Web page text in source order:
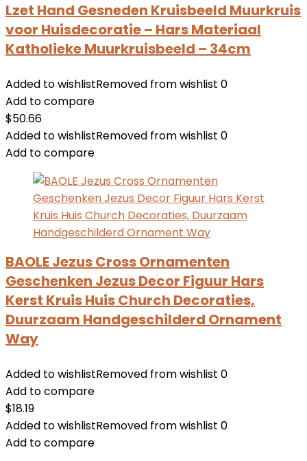
Lzet Hand Gesneden Kruisbeeld Muurkruis
voor Huisdecoratie – Hars Materiaal
Katholieke Muurkruisbeeld – 34cm
Added to wishlistRemoved from wishlist 0
Add to compare
$50.66
Added to wishlistRemoved from wishlist 0
Add to compare
BAOLE Jezus Cross Ornamenten
Geschenken Jezus Decor Figuur Hars
Kerst Kruis Huis Church Decoraties,
Duurzaam Handgeschilderd Ornament
Way
Added to wishlistRemoved from wishlist 0
Add to compare
$18.19
Added to wishlistRemoved from wishlist 0
Add to compare